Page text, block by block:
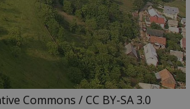
Commons / CC BY-SA 3.0